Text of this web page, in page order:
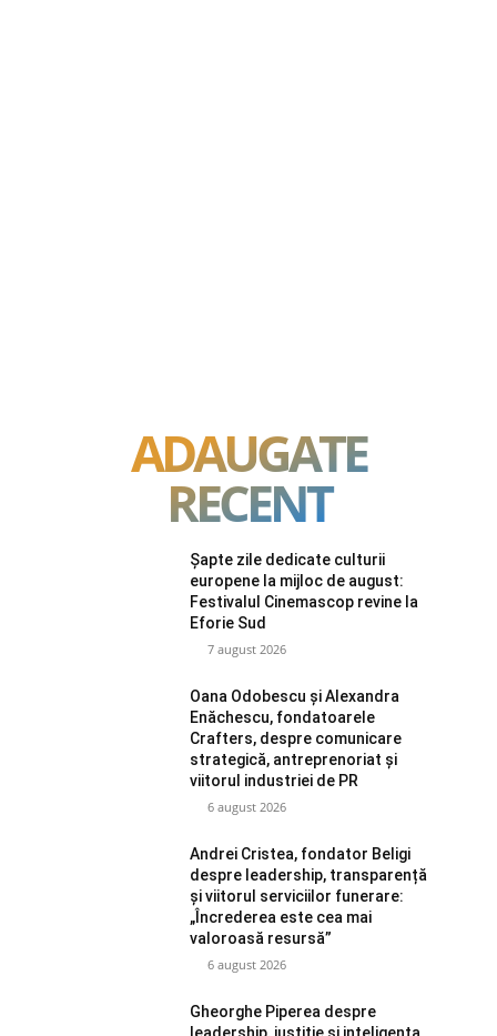
ADAUGATE
RECENT
Șapte zile dedicate culturii
europene la mijloc de august:
Festivalul Cinemascop revine la
Eforie Sud
7 august 2026
Oana Odobescu și Alexandra
Enăchescu, fondatoarele
Crafters, despre comunicare
strategică, antreprenoriat și
viitorul industriei de PR
6 august 2026
Andrei Cristea, fondator Beligi
despre leadership, transparență
și viitorul serviciilor funerare:
„Încrederea este cea mai
valoroasă resursă”
6 august 2026
Gheorghe Piperea despre